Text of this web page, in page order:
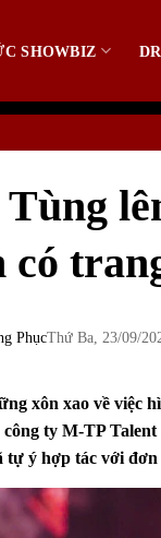
SHOWBIZ
Tùng
có
PhụcThứ Ba, 23/09/
xôn xao về việc
ty M-TP Talent
tự ý hợp tác với